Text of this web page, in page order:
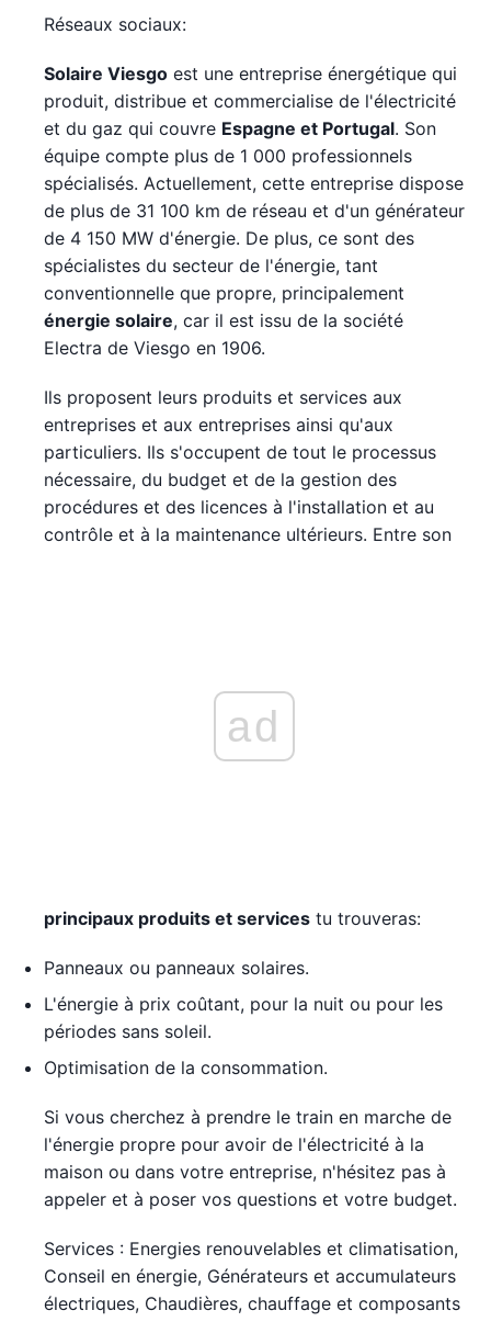
Réseaux sociaux:
Solaire Viesgo est une entreprise énergétique qui
produit, distribue et commercialise de l'électricité
et du gaz qui couvre Espagne et Portugal. Son
équipe compte plus de 1 000 professionnels
spécialisés. Actuellement, cette entreprise dispose
de plus de 31 100 km de réseau et d'un générateur
de 4 150 MW d'énergie. De plus, ce sont des
spécialistes du secteur de l'énergie, tant
conventionnelle que propre, principalement
énergie solaire, car il est issu de la société
Electra de Viesgo en 1906.
Ils proposent leurs produits et services aux
entreprises et aux entreprises ainsi qu'aux
particuliers. Ils s'occupent de tout le processus
nécessaire, du budget et de la gestion des
procédures et des licences à l'installation et au
contrôle et à la maintenance ultérieurs. Entre son
ad
principaux produits et services tu trouveras:
Panneaux ou panneaux solaires.
L'énergie à prix coûtant, pour la nuit ou pour les
périodes sans soleil.
Optimisation de la consommation.
Si vous cherchez à prendre le train en marche de
l'énergie propre pour avoir de l'électricité à la
maison ou dans votre entreprise, n'hésitez pas à
appeler et à poser vos questions et votre budget.
Services : Energies renouvelables et climatisation,
Conseil en énergie, Générateurs et accumulateurs
électriques, Chaudières, chauffage et composants